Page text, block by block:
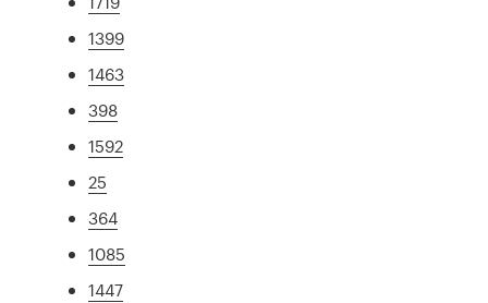
1399
1463
398
1592
25
364
1085
1447